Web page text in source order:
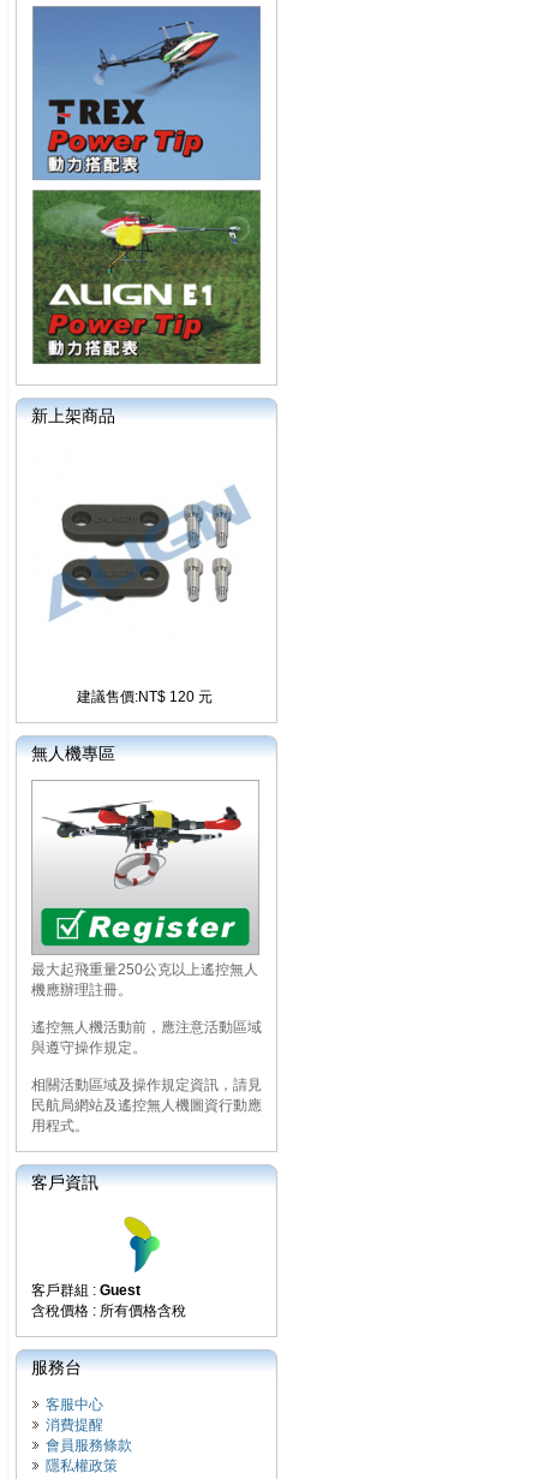
新上架商品
建議售價:NT$ 120 元
無人機專區
最大起飛重量250公克以上遙控無人
機應辦理註冊。
遙控無人機活動前，應注意活動區域
與遵守操作規定。
相關活動區域及操作規定資訊，請見
民航局網站及遙控無人機圖資行動應
用程式。
客戶資訊
客戶群組 : Guest
含稅價格 : 所有價格含稅
服務台
客服中心
消費提醒
會員服務條款
隱私權政策